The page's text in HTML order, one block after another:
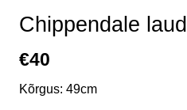
Chippendale laud
€40
Kõrgus: 49cm